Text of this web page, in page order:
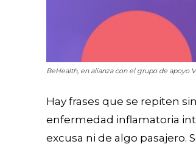
BeHealth, en alianza con el grupo de apoyo
Hay frases que se repiten
enfermedad inflamatoria
excusa ni de algo pasajero.